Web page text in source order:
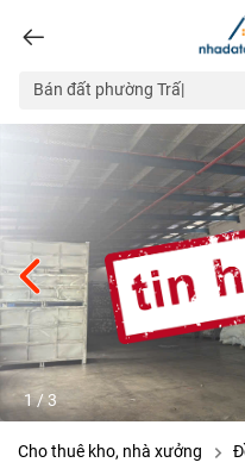
1/ 3
Cho thuê kho, nhà xưởng